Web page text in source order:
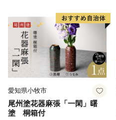
牧市 お取り寄せ 送料無料
愛知県小牧市
尾州塗花器麻張「一閑」曙
塗 桐箱付